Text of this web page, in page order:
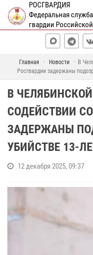
РОСГВАРДИЯ
Федеральная
гвардии
Главная Новости
В
Росгвардии задержаны
В
СОДЕЙСТВИИ
ЗАДЕРЖАНЫ
УБИЙСТВЕ 13-
12 декабря 2025, 09:37